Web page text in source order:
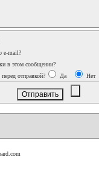
e-mail?
в этом сообщении?
отправкой?
Да Нет